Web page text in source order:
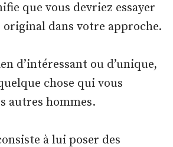
que vous devriez essayer
original dans votre approche.
d’intéressant ou d’unique,
chose qui vous
autres hommes.
à lui poser des